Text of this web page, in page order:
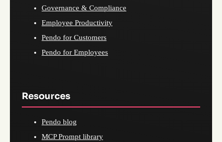
Governance & Compliance
Employee Productivity
Pendo for Customers
Pendo for Employees
Resources
Pendo blog
MCP Prompt library